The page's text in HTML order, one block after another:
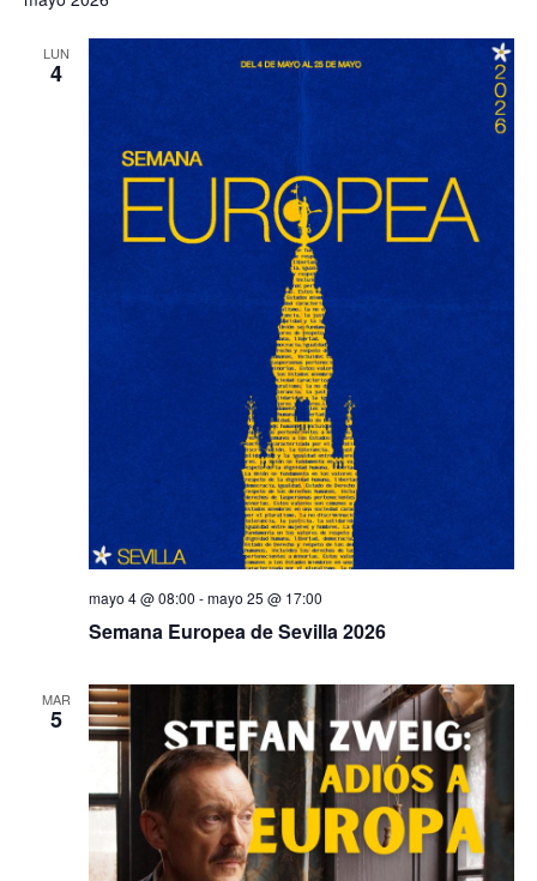
LUN
4
Semana Europea de Sevilla 2026
mayo 4 @ 08:00 -mayo 25 @ 17:00
MAR
5